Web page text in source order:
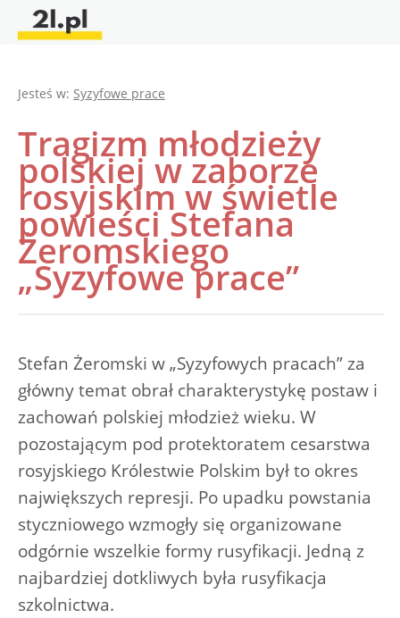
Jesteś w: Syzyfowe prace
Tragizm młodzieży
polskiej w zaborze
rosyjskim w świetle
powieści Stefana
Żeromskiego
„Syzyfowe prace”
Stefan Żeromski w „Syzyfowych pracach” za
główny temat obrał charakterystykę postaw i
zachowań polskiej młodzież wieku. W
pozostającym pod protektoratem cesarstwa
rosyjskiego Królestwie Polskim był to okres
największych represji. Po upadku powstania
styczniowego wzmogły się organizowane
odgórnie wszelkie formy rusyfikacji. Jedną z
najbardziej dotkliwych była rusyfikacja
szkolnictwa.